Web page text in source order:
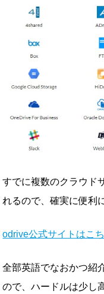
すでに複数のクラウド
れるので、確実に便利
odrive公式サイトはこ
全部英語でなおかつ紹
ので、ハードルは少し